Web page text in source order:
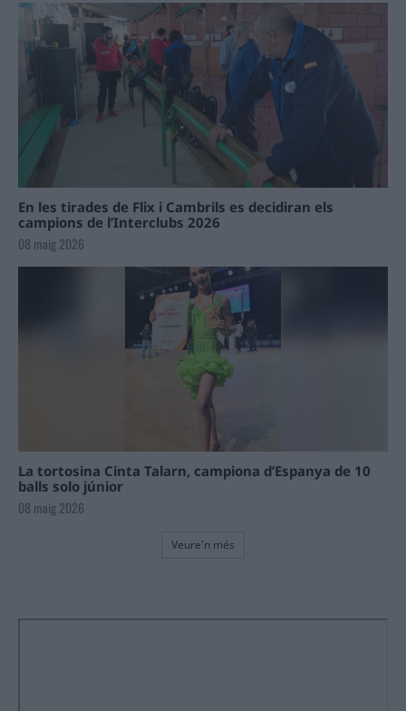
En les tirades de Flix i Cambrils es decidiran els
campions de l’Interclubs 2026
08 maig 2026
La tortosina Cinta Talarn, campiona d’Espanya de 10
balls solo júnior
08 maig 2026
Veure'n més